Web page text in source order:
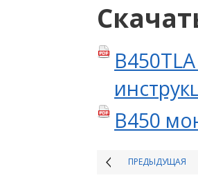
B450
ПРЕДЫДУЩАЯ